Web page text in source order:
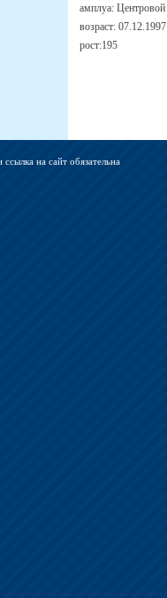
амплуа: Центровой
возраст: 07.12.1997
рост:195
на сайт обязательна